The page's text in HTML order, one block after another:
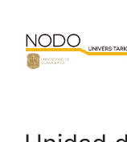
contenido